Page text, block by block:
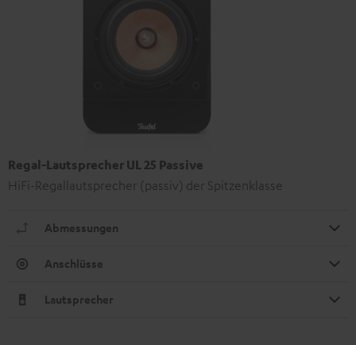
Regal-Lautsprecher UL 25 Passive
HiFi-Regallautsprecher (passiv) der Spitzenklasse
Abmessungen
Anschlüsse
Lautsprecher